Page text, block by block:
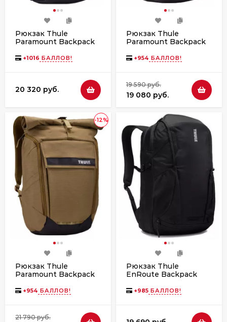
Рюкзак Thule
Paramount Backpack
+1016 БАЛЛОВ!
20 320 руб.
Рюкзак Thule
Paramount Backpack
+954 БАЛЛОВ!
19 590 руб.
19 080 руб.
-12%
Рюкзак Thule
Paramount Backpack
+954 БАЛЛОВ!
21 790 руб.
Рюкзак Thule
EnRoute Backpack
+985 БАЛЛОВ!